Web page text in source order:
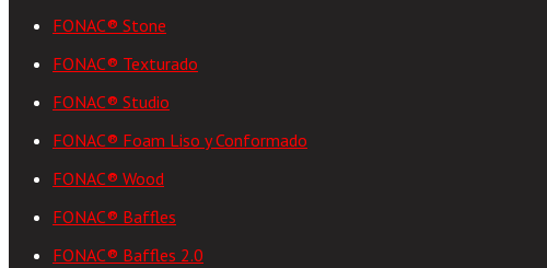
FONAC® Stone
FONAC® Texturado
FONAC® Studio
FONAC® Foam Liso y Conformado
FONAC® Wood
FONAC® Baffles
FONAC® Baffles 2.0